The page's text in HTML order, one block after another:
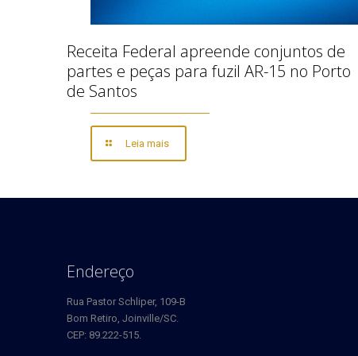
Receita Federal apreende conjuntos de
partes e peças para fuzil AR-15 no Porto
de Santos
Leia mais
Endereço
Rua Pastor Schliper, 109-B
Bom Retiro, Joinville/SC.
CEP: 89.222-515.